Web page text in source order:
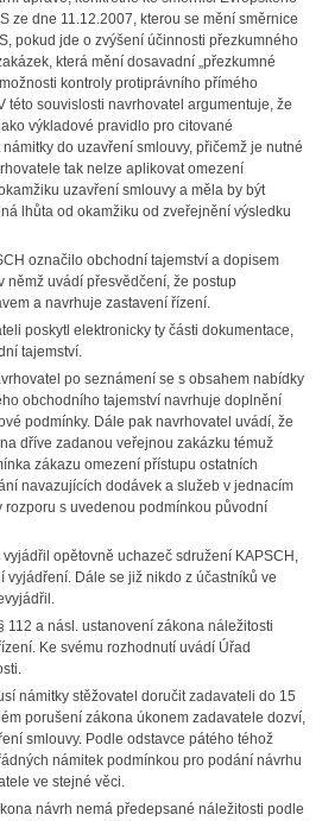
ze dne 11.12.2007, kterou se mění směrnice
pokud jde o zvýšení účinnosti přezkumného
která mění dosavadní „přezkumné
kontroly protiprávního přímého
této souvislosti navrhovatel argumentuje, že
výkladové pravidlo pro citované
do uzavření smlouvy, přičemž je nutné
tak nelze aplikovat omezení
uzavření smlouvy a měla by být
lhůta od okamžiku od zveřejnění výsledku
označilo obchodní tajemství a dopisem
němž uvádí přesvědčení, že postup
a navrhuje zastavení řízení.
poskytl elektronicky ty části dokumentace,
tajemství.
po seznámení se s obsahem nabídky
obchodního tajemství navrhuje doplnění
podmínky. Dále pak navrhovatel uvádí, že
dříve zadanou veřejnou zakázku témuž
zákazu omezení přístupu ostatních
navazujících dodávek a služeb v jednacím
s uvedenou podmínkou původní
opětovně uchazeč sdružení KAPSCH,
vyjádření. Dále se již nikdo z účastníků ve
112 a násl. ustanovení zákona náležitosti
Ke svému rozhodnutí uvádí Úřad
námitky stěžovatel doručit zadavateli do 15
porušení zákona úkonem zadavatele dozví,
smlouvy. Podle odstavce pátého téhož
námitek podmínkou pro podání návrhu
ve stejné věci.
návrh nemá předepsané náležitosti podle